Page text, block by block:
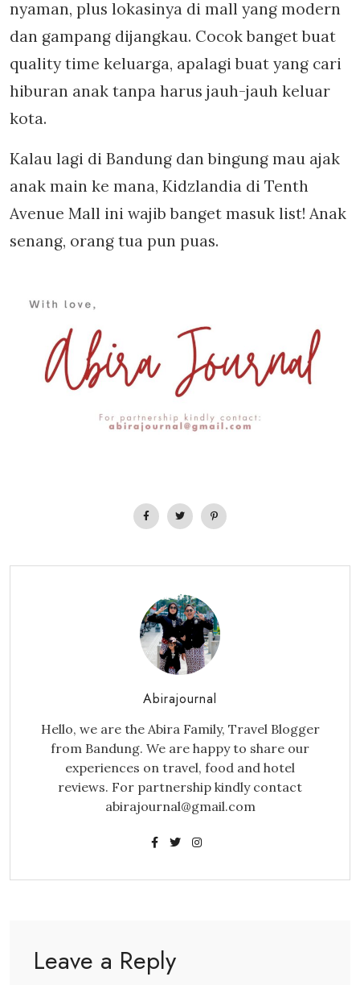
nyaman, plus lokasinya di mall yang modern
dan gampang dijangkau. Cocok banget buat
quality time keluarga, apalagi buat yang cari
hiburan anak tanpa harus jauh-jauh keluar
kota.
Kalau lagi di Bandung dan bingung mau ajak
anak main ke mana, Kidzlandia di Tenth
Avenue Mall ini wajib banget masuk list! Anak
senang, orang tua pun puas.
Abirajournal
Hello, we are the Abira Family, Travel Blogger
from Bandung. We are happy to share our
experiences on travel, food and hotel
reviews. For partnership kindly contact
abirajournal@gmail.com
Leave a Reply